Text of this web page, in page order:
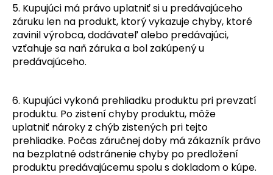
5. Kupujúci má právo uplatniť si u predávajúceho
záruku len na produkt, ktorý vykazuje chyby, ktoré
zavinil výrobca, dodávateľ alebo predávajúci,
vzťahuje sa naň záruka a bol zakúpený u
predávajúceho.
6. Kupujúci vykoná prehliadku produktu pri prevzatí
produktu. Po zistení chyby produktu, môže
uplatniť nároky z chýb zistených pri tejto
prehliadke. Počas záručnej doby má zákazník právo
na bezplatné odstránenie chyby po predložení
produktu predávajúcemu spolu s dokladom o kúpe.